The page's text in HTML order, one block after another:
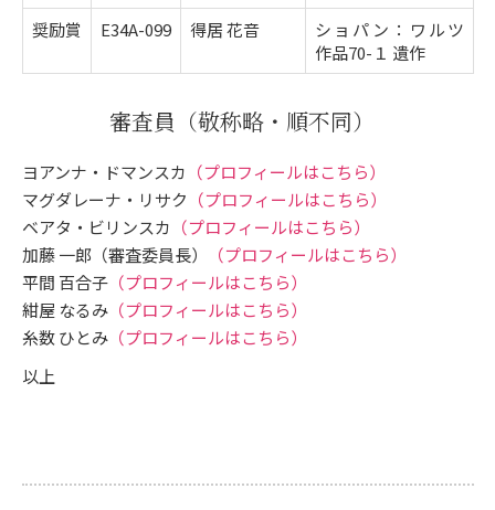
奨励賞
E34A-099 得居 花音
ショパン：ワルツ
作品70-１ 遺作
審査員 （敬称略・順不同）
ヨアンナ・ドマンスカ （プロフィールはこちら）
マグダレーナ・リサク （プロフィールはこちら）
ベアタ・ビリンスカ （プロフィールはこちら）
加藤 一郎（審査委員長）
（プロフィールはこちら）
平間 百合子（プロフィールはこちら）
紺屋 なるみ（プロフィールはこちら）
糸数 ひとみ（プロフィールはこちら）
以上